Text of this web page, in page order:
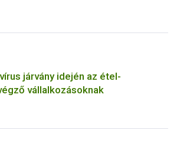
járvány idején az étel-
vállalkozásoknak